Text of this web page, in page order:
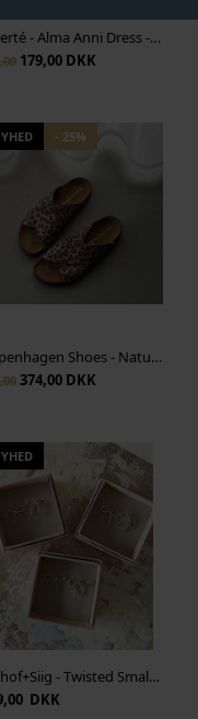
Liberté - Alma Anni Dress - Brown Creme Dot
179,00 DKK
- 25%
Copenhagen Shoes - Nature Steps L - Multi Print
374,00 DKK
Friihof+Siig - Twisted Small Bow - Guld
DKK